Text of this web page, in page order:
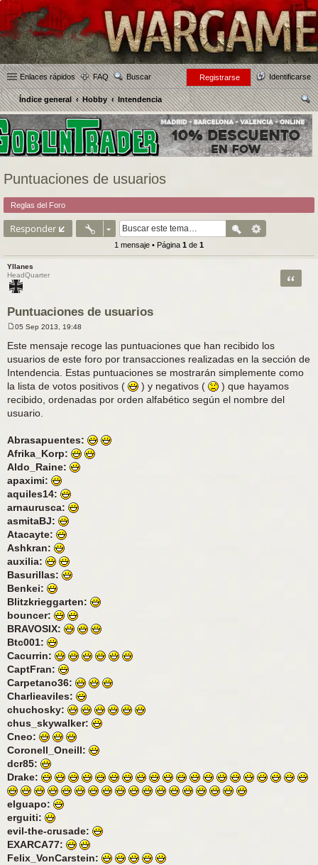
Enlaces rápidos FAQ Buscar Identificarse
Registrarse
Índice general Hobby
Intendencia
us
car
Puntuaciones de usuarios
Reglas del Foro
Responder
1 mensaje • Página 1 de 1
Yllanes
HeadQuarter
Puntuaciones de usuarios
Citar
n
s
e
05 Sep 2013, 19:48
Este mensaje recoge las puntuaciones que han recibido los
usuarios de este foro por transacciones realizadas en la sección de
Intendencia. Estas puntuaciones se mostrarán simplemente como
la lista de votos positivos (
) y negativos (
) que hayamos
recibido, ordenadas por orden alfabético según el nombre del
usuario.
Abrasapuentes:
Afrika_Korp:
Aldo_Raine:
apaximi:
aquiles14:
arnaurusca:
asmitaBJ:
Atacayte:
Ashkran:
auxilia:
Basurillas:
Benkei:
Blitzkrieggarten:
bouncer:
BRAVOSIX:
Btc001:
Cacurrin:
CaptFran:
Carpetano36:
Charlieaviles:
chuchosky:
chus_skywalker:
Cneo:
Coronell_Oneill:
dcr85:
Drake:
elguapo:
erguiti:
evil-the-crusade:
EXARCA77:
Felix_VonCarstein: